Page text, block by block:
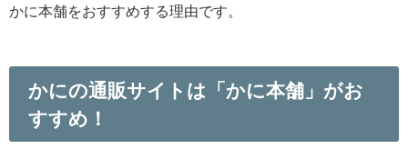
そのような中でも、品質を落とすことなくリーズナブルに
できます。お祝い事や贈答用だけではなく、ご自宅でも気
軽にかにを楽しんでみてはいかがでしょうか。